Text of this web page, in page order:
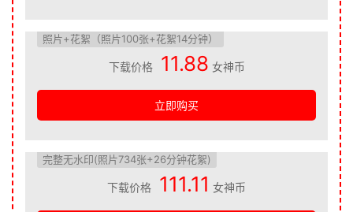
照片+花絮（照片100张+花絮14分钟）
下载价格 11.88 女神币
立即购买
完整无水印(照片734张+26分钟花絮)
下载价格 111.11 女神币